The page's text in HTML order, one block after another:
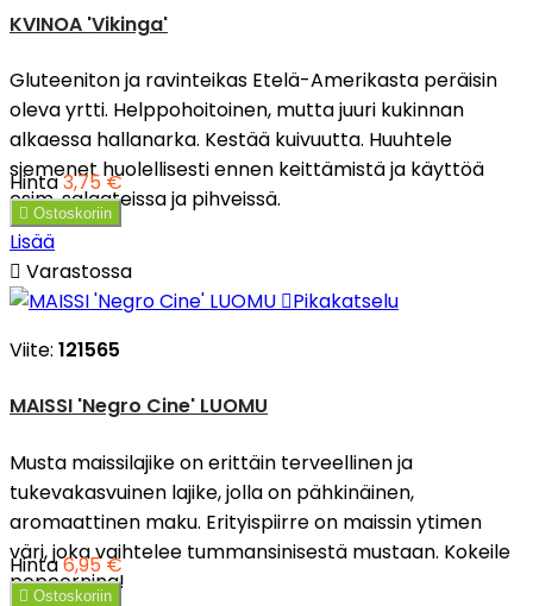
KVINOA 'Vikinga'
Gluteeniton ja ravinteikas Etelä-Amerikasta peräisin
oleva yrtti. Helppohoitoinen, mutta juuri kukinnan
alkaessa hallanarka. Kestää kuivuutta. Huuhtele
siemenet huolellisesti ennen keittämistä ja käyttöä
esim. salaateissa ja pihveissä.
Hinta3,75 €
 Ostoskoriin
Lisää
 Varastossa
Pikakatselu
Viite: 121565
MAISSI 'Negro Cine' LUOMU
Musta maissilajike on erittäin terveellinen ja
tukevakasvuinen lajike, jolla on pähkinäinen,
aromaattinen maku. Erityispiirre on maissin ytimen
väri, joka vaihtelee tummansinisestä mustaan. Kokeile
popcornina!
Hinta6,95 €
 Ostoskoriin